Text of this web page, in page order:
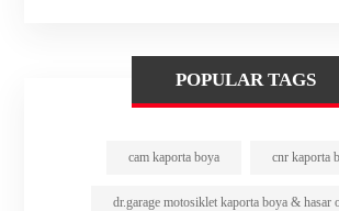
POPULAR TAGS
cam kaporta boya cnr kaporta
dr.garage motosiklet kaporta boya & hasar